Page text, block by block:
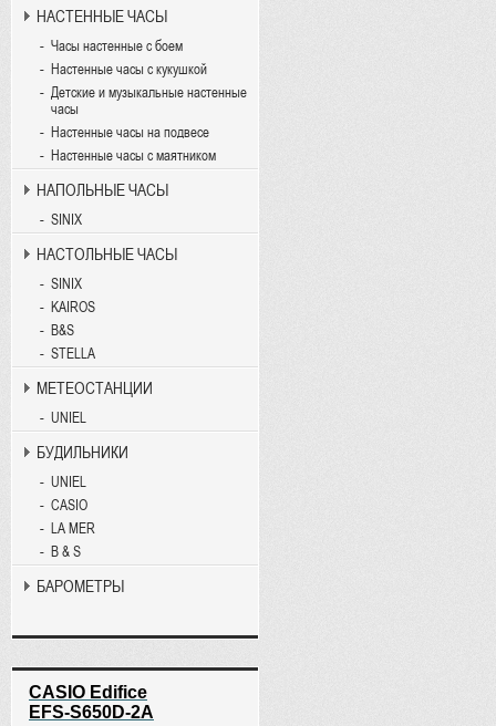
НАСТЕННЫЕ ЧАСЫ
Часы настенные с боем
Настенные часы с кукушкой
Детские и музыкальные настенные
часы
Настенные часы на подвесе
Настенные часы с маятником
НАПОЛЬНЫЕ ЧАСЫ
SINIX
НАСТОЛЬНЫЕ ЧАСЫ
SINIX
KAIROS
B&S
STELLA
МЕТЕОСТАНЦИИ
UNIEL
БУДИЛЬНИКИ
UNIEL
CASIO
LA MER
B & S
БАРОМЕТРЫ
CASIO Edifice
EFS-S650D-2A